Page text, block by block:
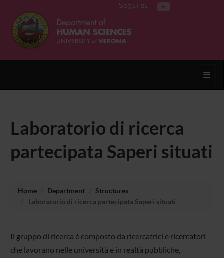
Segui su
Laboratorio di ricerca
partecipata Saperi situati
Home Department
Structures
Laboratorio di ricerca partecipata Saperi situati
Il gruppo di ricerca è composto da ricercatrici e ricercatori
che lavorano nelle università e in realtà pubbliche,